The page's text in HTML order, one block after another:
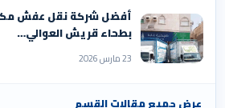
أفضل شركة نقل عفش مكة
بطحاء قريش العوالي…
23 مارس 2026
عرض جميع مقالات القسم